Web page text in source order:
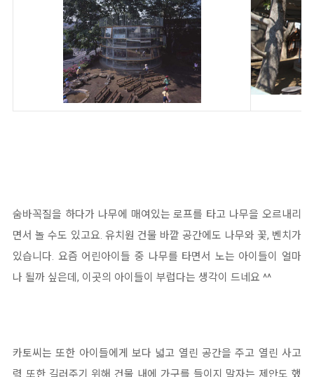
숨바꼭질을 하다가 나무에 매여있는 로프를 타고 나무을 오르내리
면서 놀 수도 있고요. 유치원 건물 바깥 공간에도 나무와 꽃, 벤치가
있습니다. 요즘 어린아이들 중 나무를 타면서 노는 아이들이 얼마
나 될까 싶은데, 이곳의 아이들이 부럽다는 생각이 드네요 ^^
카토씨는 또한 아이들에게 보다 넓고 열린 공간을 주고 열린 사고
력 또한 길러주기 위해 건물 내에 가구를 들이지 말자는 제안도 했